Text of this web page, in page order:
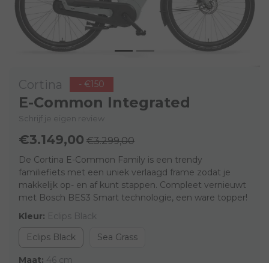
Cortina - €150
E-Common Integrated
Schrijf je eigen review
€3.149,00 €3.299,00
De Cortina E-Common Family is een trendy
familiefiets met een uniek verlaagd frame zodat je
makkelijk op- en af kunt stappen. Compleet vernieuwt
met Bosch BES3 Smart technologie, een ware topper!
Kleur: Eclips Black
Eclips Black
Sea Grass
Maat: 46 cm